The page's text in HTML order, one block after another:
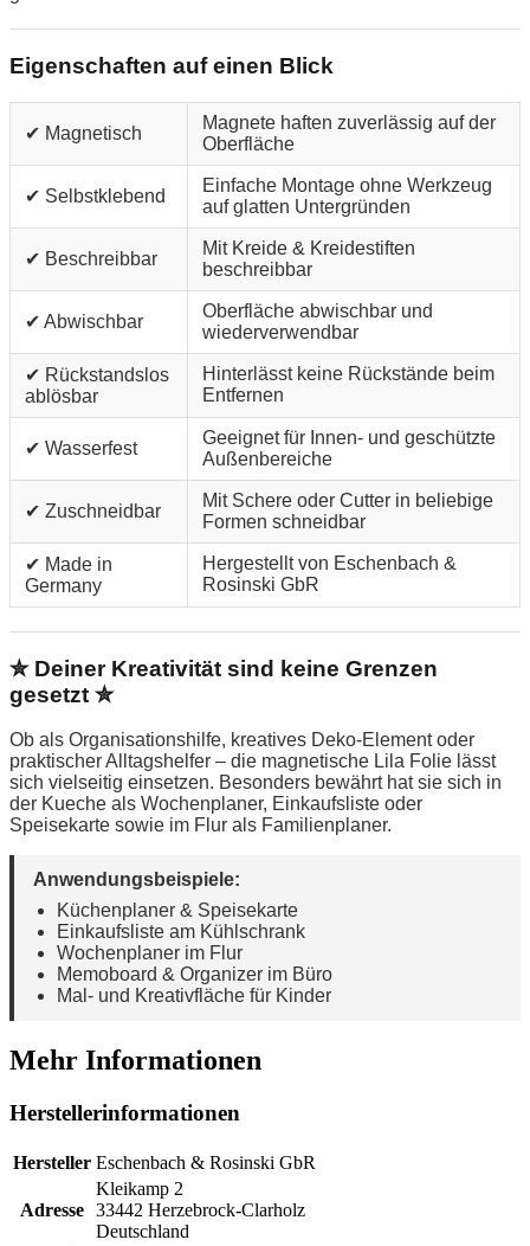
Eigenschaften auf einen Blick
✔ Magnetisch
Magnete haften zuverlässig auf der
Oberfläche
✔ Selbstklebend
Einfache Montage ohne Werkzeug
auf glatten Untergründen
✔ Beschreibbar
Mit Kreide & Kreidestiften
beschreibbar
✔ Abwischbar
Oberfläche abwischbar und
wiederverwendbar
✔ Rückstandslos
ablösbar
Hinterlässt keine Rückstände beim
Entfernen
✔ Wasserfest
Geeignet für Innen- und geschützte
Außenbereiche
✔ Zuschneidbar
Mit Schere oder Cutter in beliebige
Formen schneidbar
✔ Made in
Germany
Hergestellt von Eschenbach &
Rosinski GbR
✮ Deiner Kreativität sind keine Grenzen
gesetzt ✮
Ob als Organisationshilfe, kreatives Deko-Element oder
praktischer Alltagshelfer – die magnetische Lila Folie lässt
sich vielseitig einsetzen. Besonders bewährt hat sie sich in
der Kueche als Wochenplaner, Einkaufsliste oder
Speisekarte sowie im Flur als Familienplaner.
Anwendungsbeispiele:
Küchenplaner & Speisekarte
Einkaufsliste am Kühlschrank
Wochenplaner im Flur
Memoboard & Organizer im Büro
Mal- und Kreativfläche für Kinder
Mehr Informationen
Herstellerinformationen
Hersteller Eschenbach & Rosinski GbR
Adresse
Kleikamp 2
33442 Herzebrock-Clarholz
Deutschland